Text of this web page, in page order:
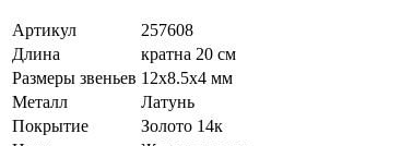
Артикул
257608
Длина
кратна 20 см
Размеры звеньев 12х8.5х4 мм
Металл
Латунь
Покрытие
Золото 14к